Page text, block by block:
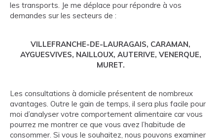
les transports. Je me déplace pour répondre à vos
demandes sur les secteurs de :
VILLEFRANCHE-DE-LAURAGAIS, CARAMAN,
AYGUESVIVES, NAILLOUX, AUTERIVE, VENERQUE,
MURET.
Les consultations à domicile présentent de nombreux
avantages. Outre le gain de temps, il sera plus facile pour
moi d’analyser votre comportement alimentaire car vous
pourrez me montrer ce que vous avez l’habitude de
consommer. Si vous le souhaitez, nous pouvons examiner